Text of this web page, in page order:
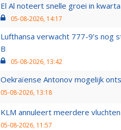
El Al noteert snelle groei in
05-08-2026, 14:17
Lufthansa verwacht 777-9’s nog
B
05-08-2026, 13:42
Oekraïense Antonov mogelijk
05-08-2026, 13:18
KLM annuleert meerdere
05-08-2026, 11:57